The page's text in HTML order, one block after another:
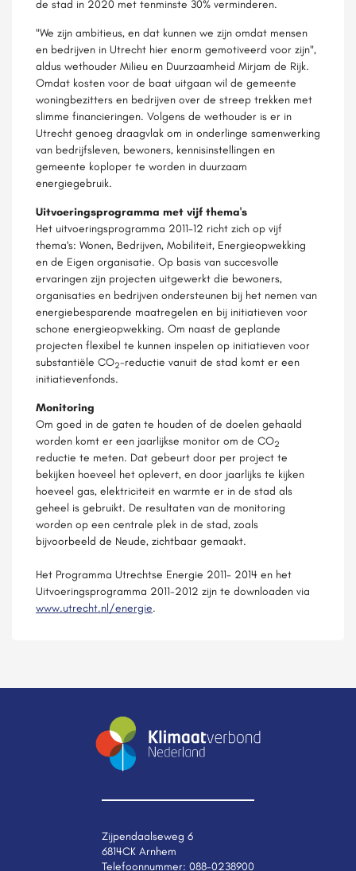
de stad in 2020 met tenminste 30% verminderen.
"We zijn ambitieus, en dat kunnen we zijn omdat mensen
en bedrijven in Utrecht hier enorm gemotiveerd voor zijn",
aldus wethouder Milieu en Duurzaamheid Mirjam de Rijk.
Omdat kosten voor de baat uitgaan wil de gemeente
woningbezitters en bedrijven over de streep trekken met
slimme financieringen. Volgens de wethouder is er in
Utrecht genoeg draagvlak om in onderlinge samenwerking
van bedrijfsleven, bewoners, kennisinstellingen en
gemeente koploper te worden in duurzaam
energiegebruik.
Uitvoeringsprogramma met vijf thema's
Het uitvoeringsprogramma 2011-12 richt zich op vijf
thema's: Wonen, Bedrijven, Mobiliteit, Energieopwekking
en de Eigen organisatie. Op basis van succesvolle
ervaringen zijn projecten uitgewerkt die bewoners,
organisaties en bedrijven ondersteunen bij het nemen van
energiebesparende maatregelen en bij initiatieven voor
schone energieopwekking. Om naast de geplande
projecten flexibel te kunnen inspelen op initiatieven voor
substantiële CO2-reductie vanuit de stad komt er een
initiatievenfonds.
Monitoring
Om goed in de gaten te houden of de doelen gehaald
worden komt er een jaarlijkse monitor om de CO2
reductie te meten. Dat gebeurt door per project te
bekijken hoeveel het oplevert, en door jaarlijks te kijken
hoeveel gas, elektriciteit en warmte er in de stad als
geheel is gebruikt. De resultaten van de monitoring
worden op een centrale plek in de stad, zoals
bijvoorbeeld de Neude, zichtbaar gemaakt.
Het Programma Utrechtse Energie 2011- 2014 en het
Uitvoeringsprogramma 2011-2012 zijn te downloaden via
www.utrecht.nl/energie.
Zijpendaalseweg 6
6814CK Arnhem
Telefoonnummer: 088-0238900